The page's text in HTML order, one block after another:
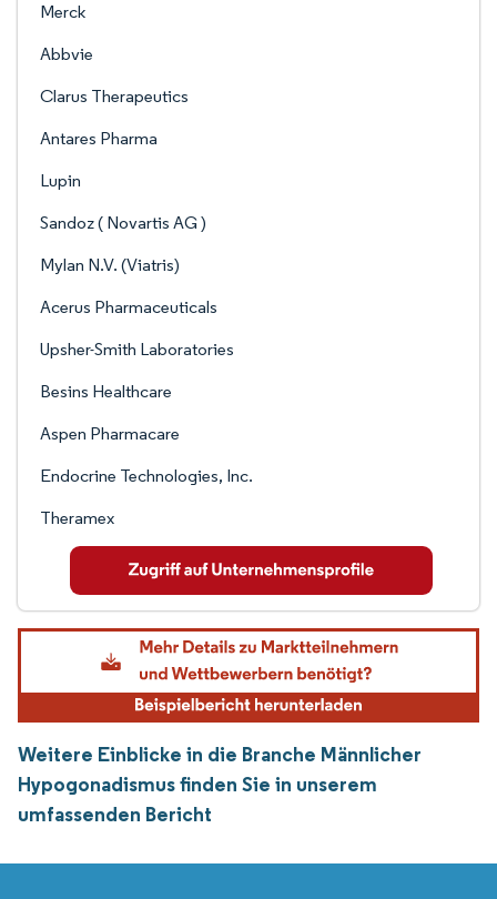
Merck
Abbvie
Clarus Therapeutics
Antares Pharma
Lupin
Sandoz ( Novartis AG )
Mylan N.V. (Viatris)
Acerus Pharmaceuticals
Upsher-Smith Laboratories
Besins Healthcare
Aspen Pharmacare
Endocrine Technologies, Inc.
Theramex
Weitere Einblicke in die Branche Männlicher
Hypogonadismus finden Sie in unserem
umfassenden Bericht